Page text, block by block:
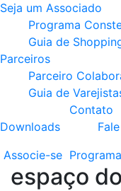
Seja um Associado
Programa
Guia de
Parceiros
Parceiro
Guia de
Downloads
Contato
Associe-se Programa
espaço do